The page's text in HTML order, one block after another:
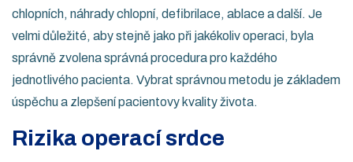
chlopních, náhrady chlopní, defibrilace, ablace a další. Je
velmi důležité, aby stejně jako při jakékoliv operaci, byla
správně zvolena správná procedura pro každého
jednotlivého pacienta. Vybrat správnou metodu je základem
úspěchu a zlepšení pacientovy kvality života.
Rizika operací srdce